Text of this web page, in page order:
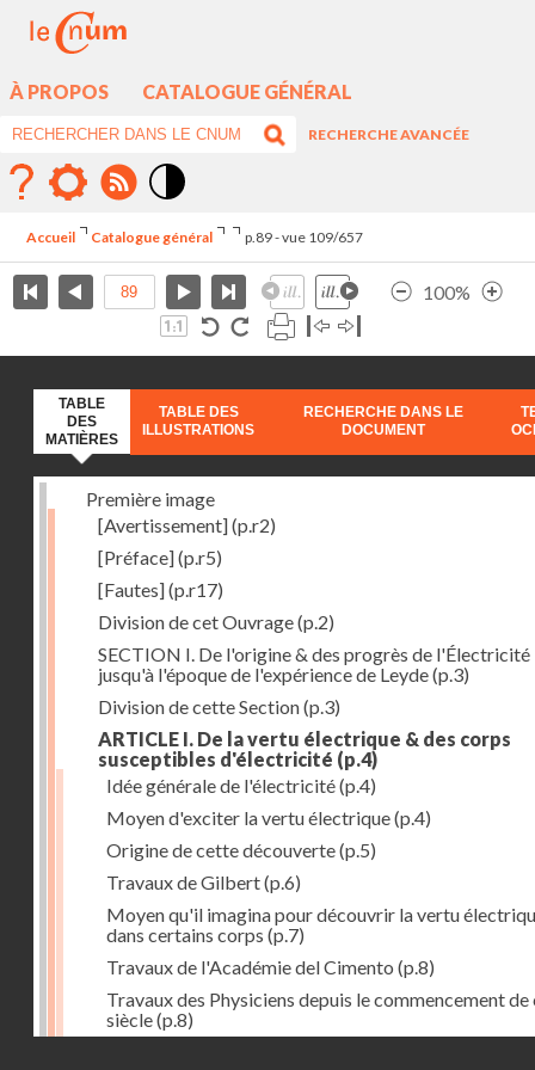
À PROPOS CATALOGUE GÉNÉRAL
RECHERCHE AVANCÉE
élévé
Accueil Catalogue général p.89 - vue 109/657
100%
TABLE
DES
MATIÈRES
TABLE DES
ILLUSTRATIONS
RECHERCHE DANS LE
DOCUMENT
Première image
[Avertissement](p.r2)
[Préface](p.r5)
[Fautes](p.r17)
Division de cet Ouvrage(p.2)
SECTION I. De l'origine & des progrès de l'Électricité
jusqu'à l'époque de l'expérience de Leyde(p.3)
Division de cette Section(p.3)
ARTICLE I. De la vertu électrique & des corps
susceptibles d'électricité (p.4)
Idée générale de l'électricité(p.4)
Moyen d'exciter la vertu électrique(p.4)
Origine de cette découverte(p.5)
Travaux de Gilbert(p.6)
Moyen qu'il imagina pour découvrir la vertu
dans certains corps (p.7)
Travaux de l'Académie del Cimento (p.8)
Travaux des Physiciens depuis le commencement de
siècle(p.8)